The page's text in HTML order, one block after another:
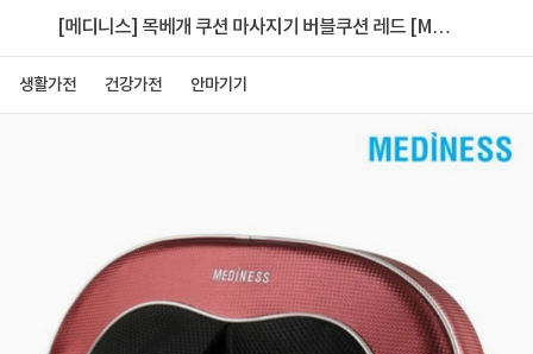
[메디니스] 목베개 쿠션 마사지기 버블쿠션 레드 [MD-
생활가전 건강가전 안마기기